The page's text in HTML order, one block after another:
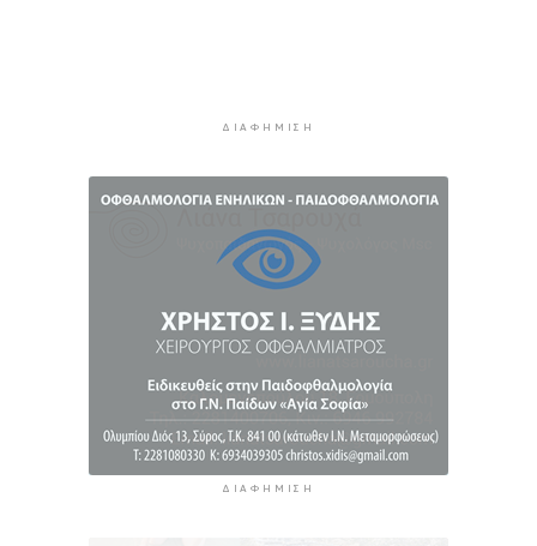
πάλι σε ισχύ τη Συμφωνία Σένγκεν εντός της
«Στάχτη» 272.860 στρέμματα αυτό το
12 ώρες 2 λεπτά πρίν
ΔΙΑΦΉΜΙΣΗ
ΔΙΑΦΉΜΙΣΗ